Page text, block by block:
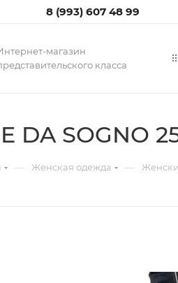
8 (993) 607 48 99
магазин
класса
DA SOGNO
— Женская одежда —